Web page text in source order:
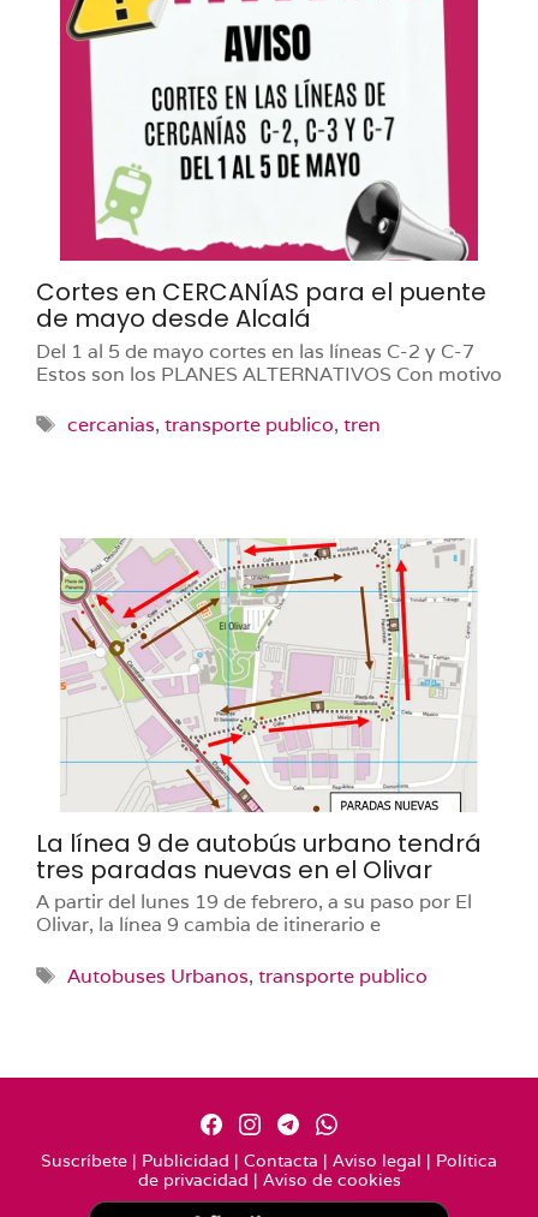
Cortes en CERCANÍAS para el puente
de mayo desde Alcalá
Del 1 al 5 de mayo cortes en las líneas C-2 y C-7
Estos son los PLANES ALTERNATIVOS Con motivo
Etiquetas
cercanias, transporte publico, tren
La línea 9 de autobús urbano tendrá
tres paradas nuevas en el Olivar
A partir del lunes 19 de febrero, a su paso por El
Olivar, la línea 9 cambia de itinerario e
Etiquetas
Autobuses Urbanos, transporte publico
Suscríbete | Publicidad | Contacta | Aviso legal | Política
de privacidad | Aviso de cookies